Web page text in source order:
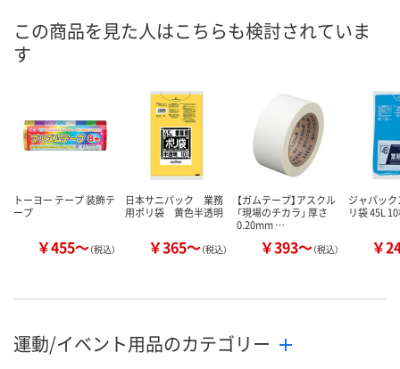
8月11日（火）
カゴへ カ
この商品を見た人はこちらも検討されていま
す
トーヨー テープ 装飾テ
ープ
￥455～（税込）
日本サニパック 業務
用ポリ袋 黄色半透明
￥365～（税込）
【ガムテープ】アスクル
「現場のチカラ」 厚さ
0.20mm …
￥393～（税込）
ジャパッ
リ袋 45L
￥
運動/イベント用品のカテゴリー